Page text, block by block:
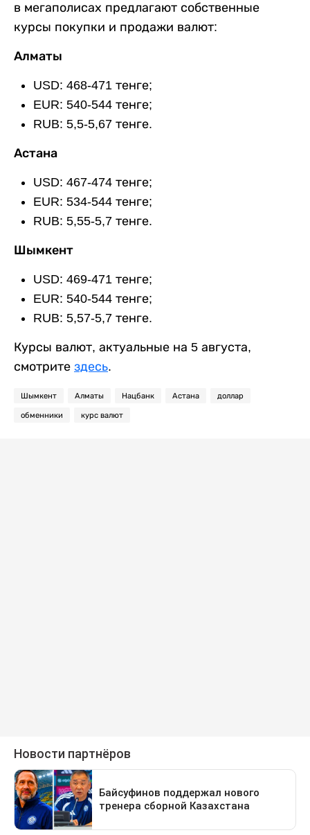
в мегаполисах предлагают собственные
курсы покупки и продажи валют:
Алматы
USD: 468-471 тенге;
EUR: 540-544 тенге;
RUB: 5,5-5,67 тенге.
Астана
USD: 467-474 тенге;
EUR: 534-544 тенге;
RUB: 5,55-5,7 тенге.
Шымкент
USD: 469-471 тенге;
EUR: 540-544 тенге;
RUB: 5,57-5,7 тенге.
Курсы валют, актуальные на 5 августа,
смотрите здесь.
Шымкент Алматы Нацбанк Астана доллар
обменники курс валют